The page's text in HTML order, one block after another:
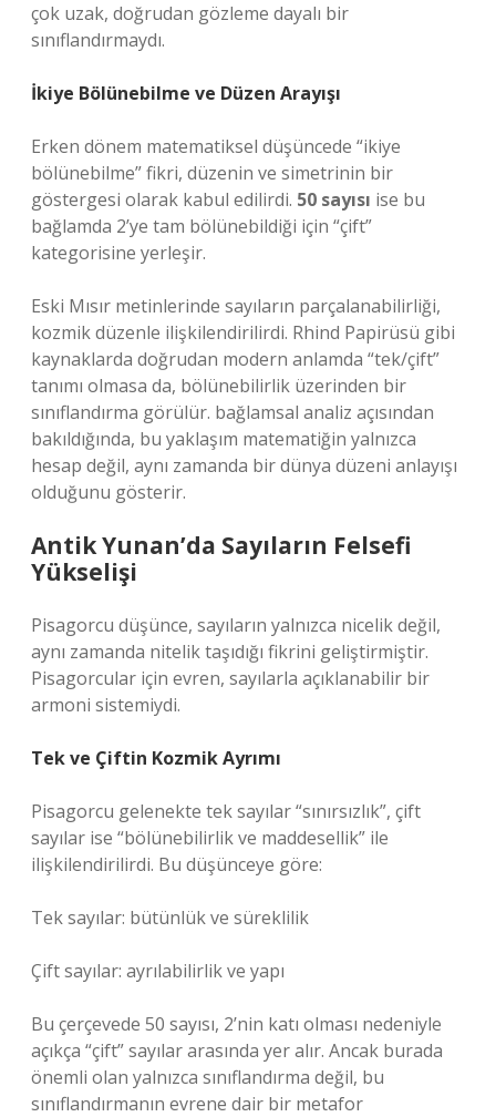
çok uzak, doğrudan gözleme dayalı bir
sınıflandırmaydı.
İkiye Bölünebilme ve Düzen Arayışı
Erken dönem matematiksel düşüncede “ikiye
bölünebilme” fikri, düzenin ve simetrinin bir
göstergesi olarak kabul edilirdi. 50 sayısı ise bu
bağlamda 2’ye tam bölünebildiği için “çift”
kategorisine yerleşir.
Eski Mısır metinlerinde sayıların parçalanabilirliği,
kozmik düzenle ilişkilendirilirdi. Rhind Papirüsü gibi
kaynaklarda doğrudan modern anlamda “tek/çift”
tanımı olmasa da, bölünebilirlik üzerinden bir
sınıflandırma görülür. bağlamsal analiz açısından
bakıldığında, bu yaklaşım matematiğin yalnızca
hesap değil, aynı zamanda bir dünya düzeni anlayışı
olduğunu gösterir.
Antik Yunan’da Sayıların Felsefi
Yükselişi
Pisagorcu düşünce, sayıların yalnızca nicelik değil,
aynı zamanda nitelik taşıdığı fikrini geliştirmiştir.
Pisagorcular için evren, sayılarla açıklanabilir bir
armoni sistemiydi.
Tek ve Çiftin Kozmik Ayrımı
Pisagorcu gelenekte tek sayılar “sınırsızlık”, çift
sayılar ise “bölünebilirlik ve maddesellik” ile
ilişkilendirilirdi. Bu düşünceye göre:
Tek sayılar: bütünlük ve süreklilik
Çift sayılar: ayrılabilirlik ve yapı
Bu çerçevede 50 sayısı, 2’nin katı olması nedeniyle
açıkça “çift” sayılar arasında yer alır. Ancak burada
önemli olan yalnızca sınıflandırma değil, bu
sınıflandırmanın evrene dair bir metafor